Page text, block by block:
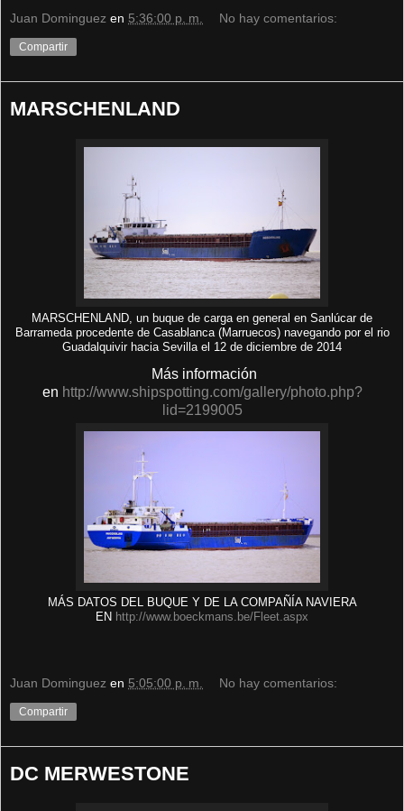
Juan Dominguez en 5:36:00 p. m. No hay comentarios:
Compartir
MARSCHENLAND
MARSCHENLAND, un buque de carga en general en Sanlúcar de
Barrameda procedente de Casablanca (Marruecos) navegando por el rio
Guadalquivir hacia Sevilla el 12 de diciembre de 2014
Más información
en http://www.shipspotting.com/gallery/photo.php?
lid=2199005
MÁS DATOS DEL BUQUE Y DE LA COMPAÑÍA NAVIERA
EN http://www.boeckmans.be/Fleet.aspx
Juan Dominguez en 5:05:00 p. m. No hay comentarios:
Compartir
DC MERWESTONE